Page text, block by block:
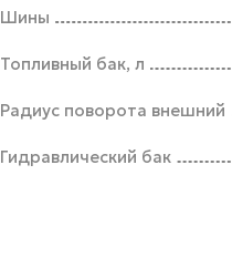
Шины
Топливный бак, л
Радиус поворота внешний
Гидравлический бак